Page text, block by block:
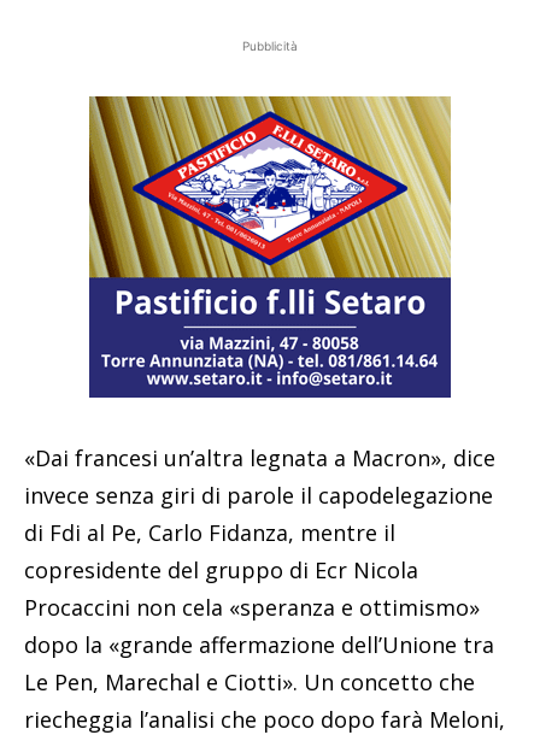
Pubblicità
«Dai francesi un’altra legnata a Macron», dice
invece senza giri di parole il capodelegazione
di Fdi al Pe, Carlo Fidanza, mentre il
copresidente del gruppo di Ecr Nicola
Procaccini non cela «speranza e ottimismo»
dopo la «grande affermazione dell’Unione tra
Le Pen, Marechal e Ciotti». Un concetto che
riecheggia l’analisi che poco dopo farà Meloni,